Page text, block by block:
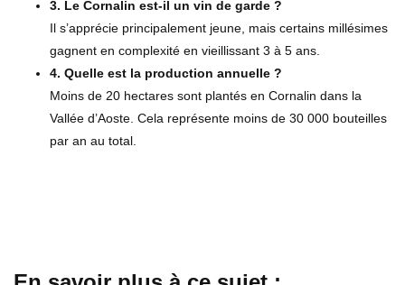
3. Le Cornalin est-il un vin de garde ?
Il s’apprécie principalement jeune, mais certains millésimes
gagnent en complexité en vieillissant 3 à 5 ans.
4. Quelle est la production annuelle ?
Moins de 20 hectares sont plantés en Cornalin dans la
Vallée d’Aoste. Cela représente moins de 30 000 bouteilles
par an au total.